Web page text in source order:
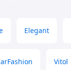
Elegant
Vitol